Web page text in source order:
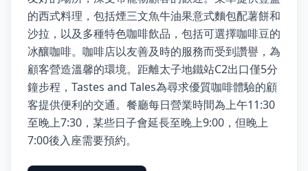
的西式料理，包括煙三文魚牛油果意式麵包配薯餅和
沙拉，以及多種特色咖啡飲品，包括可選擇咖啡豆的
冰釀咖啡。咖啡店以友善及時的服務而受到讚譽，為
顧客營造溫馨的環境。距離太子地鐵站C2出口僅5分
鐘步程，Tastes and Tales為尋求優質咖啡體驗的顧
客提供便利的交通。餐廳每日營業時間為上午11:30
至晚上7:30，某些日子會延長至晚上9:00，但晚上
7:00後入座需要預約。